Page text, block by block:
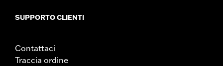
SUPPORTO CLIENTI
Contattaci
Traccia ordine